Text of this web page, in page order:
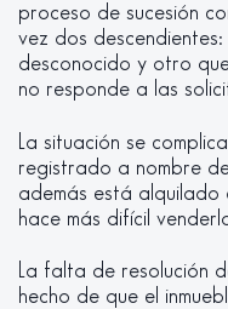
proceso de sucesión
vez dos
desconocido y otro
no responde a las
La situación se
registrado a nombre
además está alquilado
hace más difícil
La falta de resolución
hecho de que el